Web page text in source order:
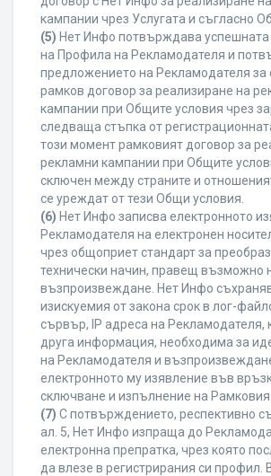
кампании чрез Услугата и съгласно
(5) Нет Инфо потвърждава успешната
на Профила на Рекламодателя и
предложението на Рекламодателя за
рамков договор за реализиране на
кампании при Общите условия чрез
следваща стъпка от
този момент рамковият договор за
рекламни кампании при Общите
сключен между страните и
се уреждат от тези Общи условия.
(6) Нет Инфо записва електронното
Рекламодателя на електронен
чрез общоприет стандарт за
технически начин, правещ възможно
възпроизвеждане. Нет Инфо
изискуемия от закона срок в лог-
сървър, IP адреса на Рекламодателя,
друга информация, необходима за
на Рекламодателя и
електронното му изявление във
сключване и изпълнение на Рамковия
(7) С потвърждението, респективно
ал. 5, Нет Инфо изпраща до
електронна препратка, чрез която
да влезе в регистрирания си профил.